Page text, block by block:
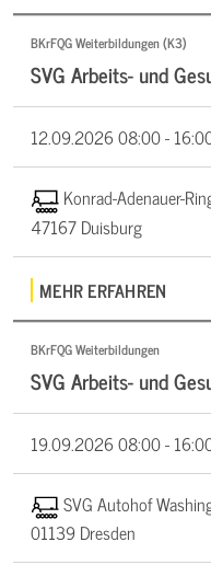
BKrFQG Weiterbildungen (K3)
SVG Arbeits- und
12.09.202608:00 -
Konrad-Adenauer-
47167 Duisburg
MEHR ERFAHREN
BKrFQG Weiterbildungen
SVG Arbeits- und
19.09.202608:00 -
SVG Autohof
01139 Dresden